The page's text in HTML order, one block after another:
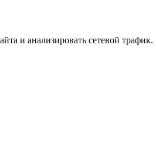
и анализировать сетевой трафик.